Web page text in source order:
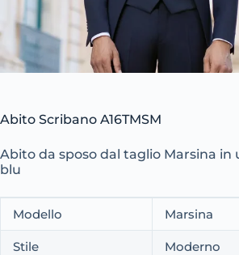
Abito Scribano A16TMSM
Abito da sposo dal taglio Marsina in
blu
Modello Marsina
Stile
Moderno